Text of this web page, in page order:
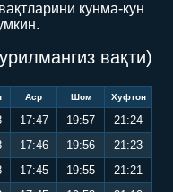
кунма-кун
вақти)
Аср Шом Хуфтон
17:47 19:57
21:24
17:46 19:56
21:23
17:45 19:55
21:21